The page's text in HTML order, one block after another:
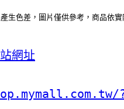
生色差，圖片僅供參考，商品依
網址